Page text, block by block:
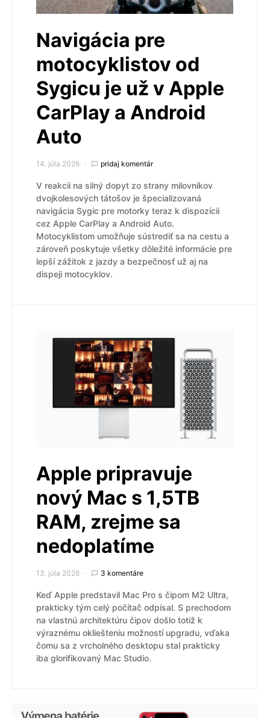
Navigácia pre
motocyklistov od
Sygicu je už v Apple
CarPlay a Android
Auto
14. júla 2026 pridaj komentár
V reakcii na silný dopyt zo strany milovníkov
dvojkolesových tátošov je špecializovaná
navigácia Sygic pre motorky teraz k dispozícii
cez Apple CarPlay a Android Auto.
Motocyklistom umožňuje sústrediť sa na cestu a
zároveň poskytuje všetky dôležité informácie pre
lepší zážitok z jazdy a bezpečnosť už aj na
dispeji motocyklov.
Apple pripravuje
nový Mac s 1,5TB
RAM, zrejme sa
nedoplatíme
13. júla 2026 3 komentáre
Keď Apple predstavil Mac Pro s čipom M2 Ultra,
prakticky tým celý počítač odpísal. S prechodom
na vlastnú architektúru čipov došlo totiž k
výraznému okliešteniu možností upgradu, vďaka
čomu sa z vrcholného desktopu stal prakticky
iba glorifikovaný Mac Studio.